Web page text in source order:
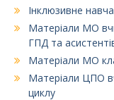
Інклюзивне
Матеріали МО
ГПД та
Матеріали МО
Матеріали ЦПО
циклу